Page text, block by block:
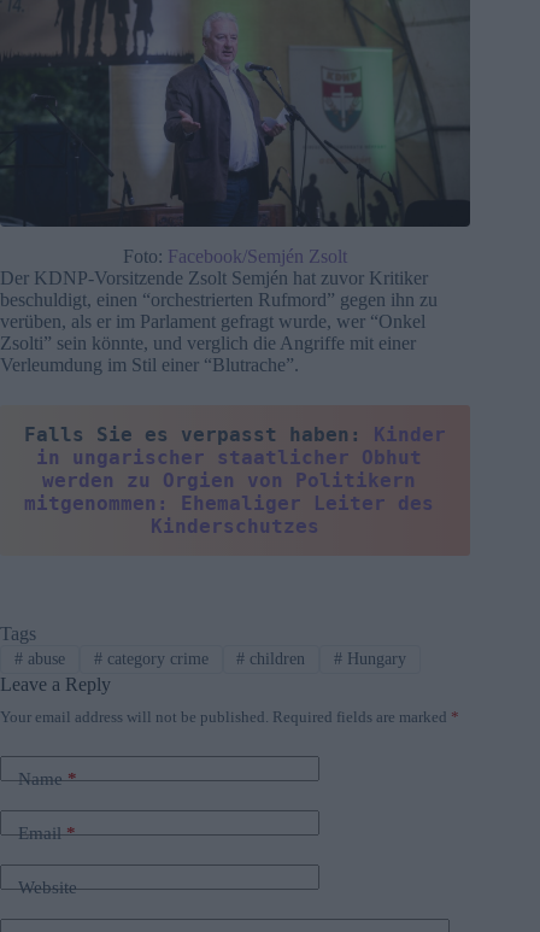
Foto: Facebook/Semjén Zsolt
Der KDNP-Vorsitzende Zsolt Semjén hat zuvor Kritiker
beschuldigt, einen “orchestrierten Rufmord” gegen ihn zu
verüben, als er im Parlament gefragt wurde, wer “Onkel
Zsolti” sein könnte, und verglich die Angriffe mit einer
Verleumdung im Stil einer “Blutrache”.
Falls Sie es verpasst haben: Kinder
in ungarischer staatlicher Obhut
werden zu Orgien von Politikern
mitgenommen: Ehemaliger Leiter des
Kinderschutzes
Tags
#abuse #category crime # children # Hungary
Leave a Reply
Your email address will not be published. Required fields are marked *
Name*
Email*
Website